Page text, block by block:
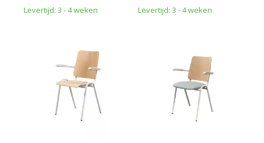
Levertijd: 3 - 4 weken Levertijd: 3 - 4 weken